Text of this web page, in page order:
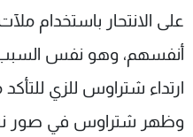
على الانتحار باستخدام
أنفسهم، وهو نفس
ارتداء شتراوس للزي
وظهر شتراوس في صور